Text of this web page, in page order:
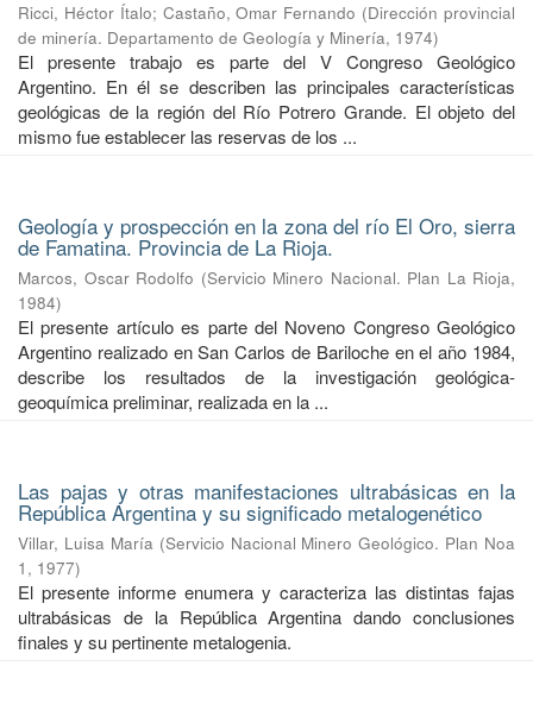
Ricci, Héctor Ítalo; Castaño, Omar Fernando (Dirección provincial
de minería. Departamento de Geología y Minería, 1974)
El presente trabajo es parte del V Congreso Geológico
Argentino. En él se describen las principales características
geológicas de la región del Río Potrero Grande. El objeto del
mismo fue establecer las reservas de los ...
Geología y prospección en la zona del río El Oro, sierra
de Famatina. Provincia de La Rioja.
Marcos, Oscar Rodolfo (Servicio Minero Nacional. Plan La Rioja,
1984)
El presente artículo es parte del Noveno Congreso Geológico
Argentino realizado en San Carlos de Bariloche en el año 1984,
describe los resultados de la investigación geológica-
geoquímica preliminar, realizada en la ...
Las pajas y otras manifestaciones ultrabásicas en la
República Argentina y su significado metalogenético
Villar, Luisa María (Servicio Nacional Minero Geológico. Plan Noa
1 , 1977)
El presente informe enumera y caracteriza las distintas fajas
ultrabásicas de la República Argentina dando conclusiones
finales y su pertinente metalogenia.